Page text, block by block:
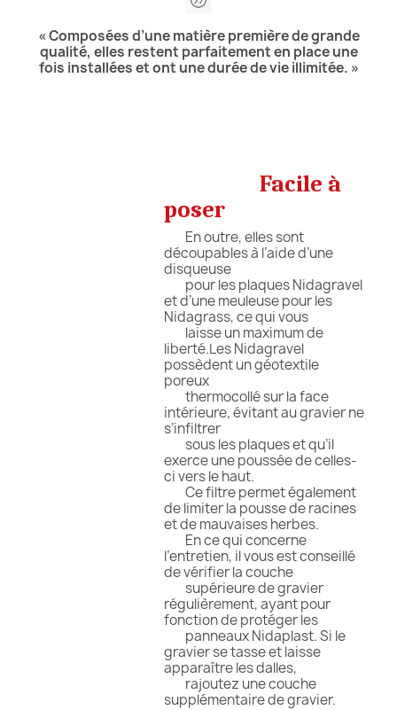
« Composées d’une matière première de grande
qualité, elles restent parfaitement en place une
fois installées et ont une durée de vie illimitée. »
Facile à
poser
En outre, elles sont
découpables à l’aide d’une
disqueuse
pour les plaques Nidagravel
et d’une meuleuse pour les
Nidagrass, ce qui vous
laisse un maximum de
liberté.Les Nidagravel
possèdent un géotextile
poreux
thermocollé sur la face
intérieure, évitant au gravier ne
s’infiltrer
sous les plaques et qu’il
exerce une poussée de celles-
ci vers le haut.
Ce filtre permet également
de limiter la pousse de racines
et de mauvaises herbes.
En ce qui concerne
l’entretien, il vous est conseillé
de vérifier la couche
supérieure de gravier
régulièrement, ayant pour
fonction de protéger les
panneaux Nidaplast. Si le
gravier se tasse et laisse
apparaître les dalles,
rajoutez une couche
supplémentaire de gravier.